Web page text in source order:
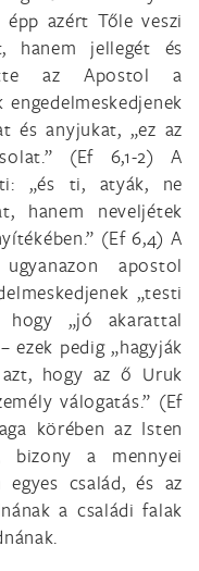
azért Tőle veszi
hanem jellegét és
az Apostol a
és anyjukat, „ez az
(Ef 6,1-2) A
„és ti, atyák, ne
hanem neveljétek
(Ef 6,4) A
apostol
„testi
hogy „jó akarattal
ezek pedig „hagyják
hogy az ő Uruk
válogatás.” (Ef
körében az Isten
bizony a mennyei
egyes család, és az
a családi falak